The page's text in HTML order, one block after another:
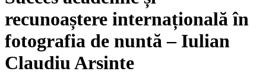
recunoaștere internațională în
fotografia de nuntă – Iulian
Claudiu Arsinte